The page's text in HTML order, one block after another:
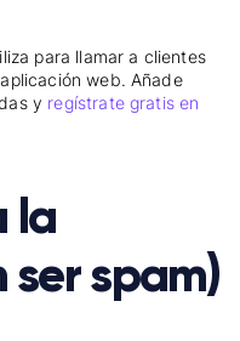
para llamar a clientes
web. Añade
y regístrate gratis en
la
spam)